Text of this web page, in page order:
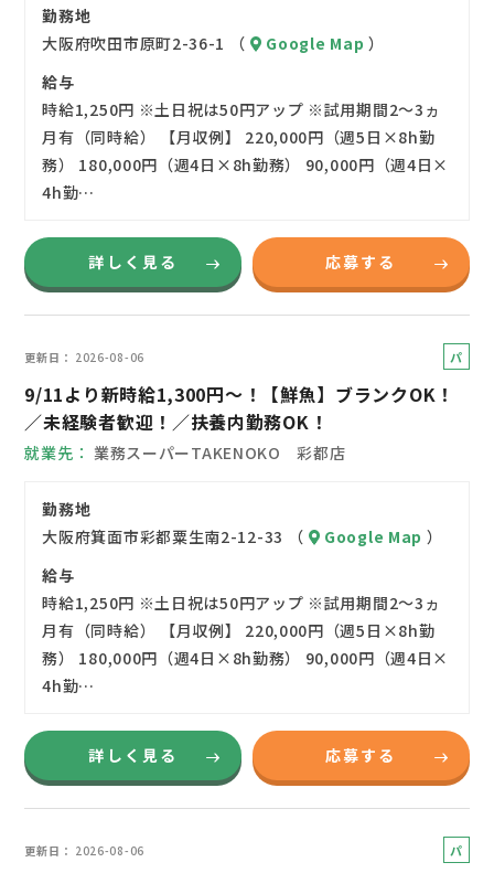
勤務地
大阪府吹田市原町2-36-1 （
Google Map ）
給与
時給1,250円 ※土日祝は50円アップ ※試用期間2～3ヵ
月有（同時給） 【月収例】 220,000円（週5日×8h勤
務） 180,000円（週4日×8h勤務） 90,000円（週4日×
4h勤…
詳しく見る 応募する
更新日 2026-08-06
パ
9/11より新時給1,300円～！【鮮魚】ブランクOK！
／未経験者歓迎！／扶養内勤務OK！
就業先 業務スーパーTAKENOKO 彩都店
勤務地
大阪府箕面市彩都粟生南2-12-33 （
Google Map ）
給与
時給1,250円 ※土日祝は50円アップ ※試用期間2～3ヵ
月有（同時給） 【月収例】 220,000円（週5日×8h勤
務） 180,000円（週4日×8h勤務） 90,000円（週4日×
4h勤…
詳しく見る 応募する
更新日 2026-08-06
パ